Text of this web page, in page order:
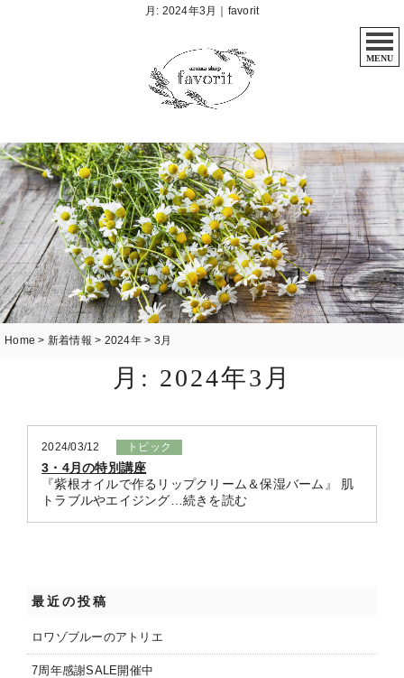
月: 2024年3月 ｜favorit
MENU
Home > 新着情報 > 2024年> 3月
月: 2024年3月
2024/03/12 トピック
3・4月の特別講座
『紫根オイルで作るリップクリーム＆保湿バーム』 肌
トラブルやエイジング…続きを読む
最近の投稿
ロワゾブルーのアトリエ
7周年感謝SALE開催中